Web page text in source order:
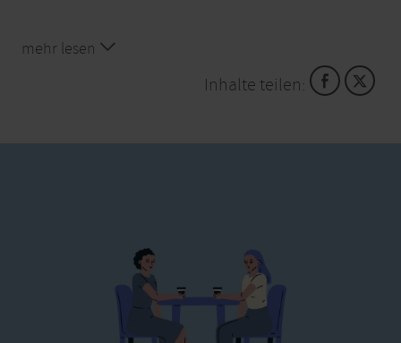
mehr lesen
Inhalte teilen: